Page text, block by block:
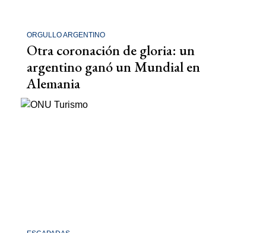
ORGULLO ARGENTINO
Otra coronación de gloria: un
argentino ganó un Mundial en
Alemania